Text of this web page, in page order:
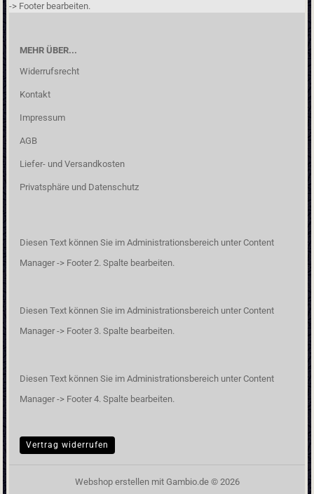
-> Footer bearbeiten.
MEHR ÜBER...
Widerrufsrecht
Kontakt
Impressum
AGB
Liefer- und Versandkosten
Privatsphäre und Datenschutz
Diesen Text können Sie im Administrationsbereich unter Content
Manager -> Footer 2. Spalte bearbeiten.
Diesen Text können Sie im Administrationsbereich unter Content
Manager -> Footer 3. Spalte bearbeiten.
Diesen Text können Sie im Administrationsbereich unter Content
Manager -> Footer 4. Spalte bearbeiten.
Vertrag widerrufen
Webshop erstellenmit Gambio.de © 2026